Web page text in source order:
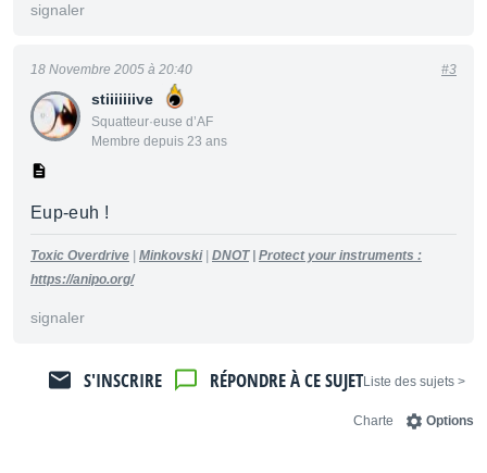
signaler
stiiiiiiive
Squatteur·euse d’AF
Membre depuis 23 ans
18 Novembre 2005 à 20:40 #3
Eup-euh !
Toxic Overdrive Minkovski| DNOT| Protect your instruments :
https://anipo.org/
signaler
< Liste des sujets
RÉPONDRE À CE SUJET
S'INSCRIRE
Options
Charte